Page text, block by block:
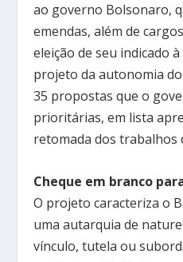
ao governo Bolsonaro,
emendas, além de
eleição de seu indicado
projeto da autonomia
35 propostas que o
prioritárias, em lista
retomada dos trabalhos
Cheque em branco
O projeto caracteriza o
uma autarquia de
vínculo, tutela ou